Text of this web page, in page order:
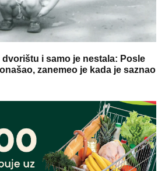
dvorištu i samo je nestala: Posle
zanemeo je kada je saznao